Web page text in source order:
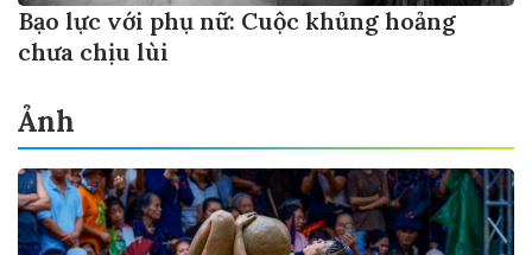
Bạo lực với phụ nữ: Cuộc khủng hoảng
chưa chịu lùi
Ảnh